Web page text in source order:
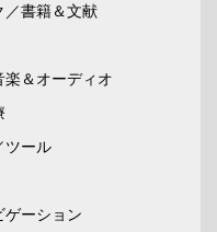
／書籍＆文献
楽＆オーディオ
ツール
ゲーション